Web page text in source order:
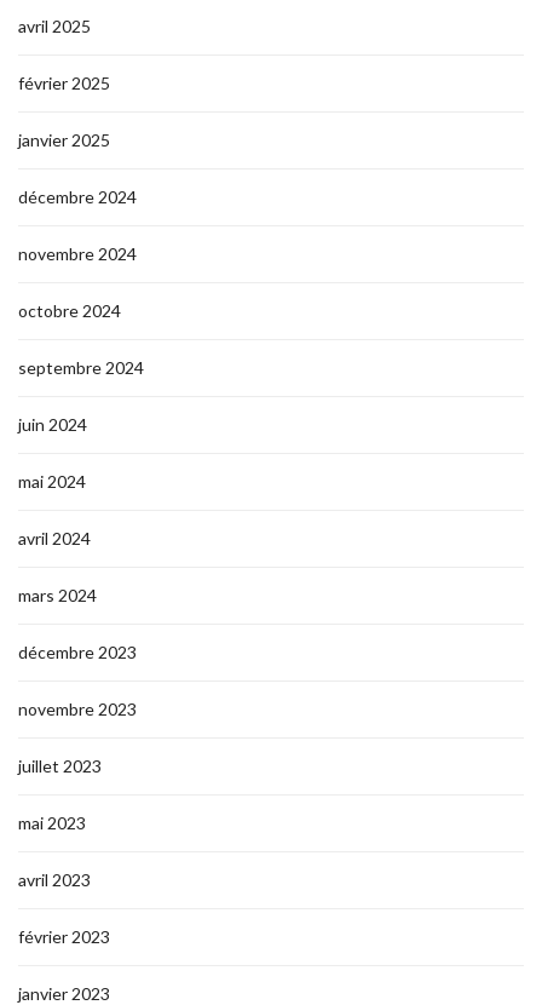
avril 2025
février 2025
janvier 2025
décembre 2024
novembre 2024
octobre 2024
septembre 2024
juin 2024
mai 2024
avril 2024
mars 2024
décembre 2023
novembre 2023
juillet 2023
mai 2023
avril 2023
février 2023
janvier 2023